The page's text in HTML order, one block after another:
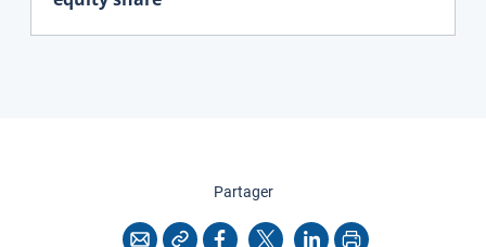
Partagercette page
CourrielCopier l'adresse
Facebook
X LinkedInImprimer